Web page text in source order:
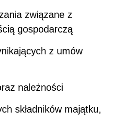
związane z
gospodarczą
z umów
należności
składników majątku,